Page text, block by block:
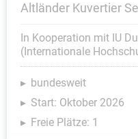
Altländer Kuvertier
In Kooperation mit IU
(Internationale
bundesweit
Start: Oktober 2026
Freie Plätze: 1